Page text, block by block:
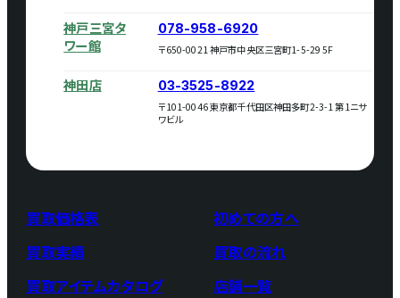
買取価格表
買取実績
買取アイテムカタログ
初めての方へ
買取の流れ
店舗一覧
神戸三宮タ
ワー館
078-958-6920
〒650-0021 神戸市中央区三宮町1-5-29 5F
神田店 03-3525-8922
〒101-0046 東京都千代田区神田多町2-3-1 第1ニサ
ワビル